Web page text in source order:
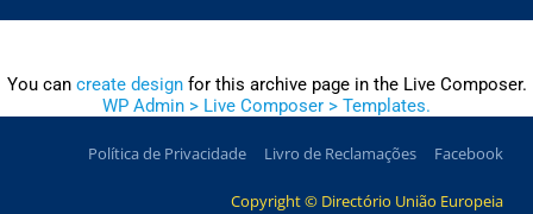
You can create designfor this archive page in the Live Composer.
WP Admin > Live Composer > Templates.
Política de Privacidade Livro de Reclamações Facebook
Copyright © Directório União Europeia